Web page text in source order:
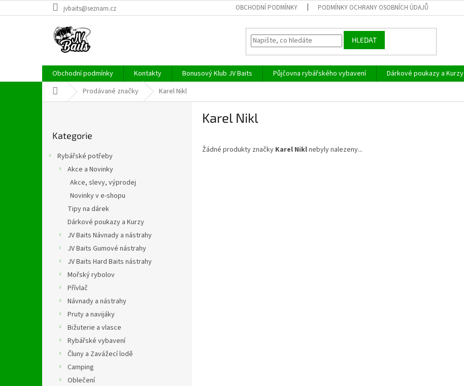
na
jvbaits@seznam.cz OBCHODNÍ PODMÍNKY PODMÍNKY OCHRANY OSOBNÍCH ÚDAJŮ
HLEDAT
Obchodní podmínky Kontakty Bonusový Klub JV Baits Půjčovna rybářského vybavení Dárkové poukazy a Kurzy
Domů Prodávané značky Karel Nikl
kategorie
Kategorie
Rybářské potřeby
Akce a Novinky
Akce, slevy, výprodej
Novinky v e-shopu
Tipy na dárek
Dárkové poukazy a Kurzy
JV Baits Návnady a nástrahy
JV Baits Gumové nástrahy
JV Baits Hard Baits nástrahy
Mořský rybolov
Přívlač
Návnady a nástrahy
Pruty a navijáky
Bižuterie a vlasce
Rybářské vybavení
Čluny a Zavážecí lodě
Camping
Oblečení
Karel Nikl
Žádné produkty značky Karel Niklnebyly nalezeny...